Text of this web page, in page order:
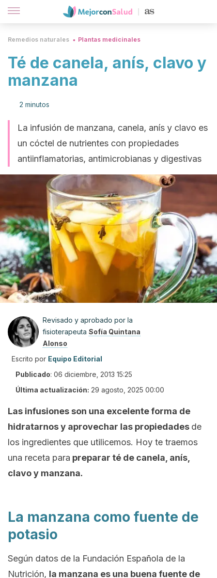
Remedios naturales Plantas medicinales
Té de canela, anís, clavo y
manzana
2 minutos
La infusión de manzana, canela, anís y clavo es
un cóctel de nutrientes con propiedades
antiinflamatorias, antimicrobianas y digestivas
Revisado y aprobado por la
fisioterapeuta Sofía Quintana
Alonso
Escrito por Equipo Editorial
Publicado: 06 diciembre, 2013 15:25
Última actualización: 29 agosto, 2025 00:00
Las infusiones son una excelente forma de
hidratarnos y aprovechar las propiedades de
los ingredientes que utilicemos. Hoy te traemos
una receta para preparar té de canela, anís,
clavo y manzana.
La manzana como fuente de
potasio
Según datos de la Fundación Española de la
Nutrición, la manzana es una buena fuente de